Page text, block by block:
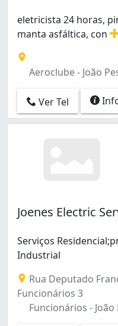
eletricista 24 horas,
manta asfáltica, con
Aeroclube - João
Ver Tel
Joenes Electric
Serviços
Industrial
Rua Deputado
Funcionários 3
Funcionários - João